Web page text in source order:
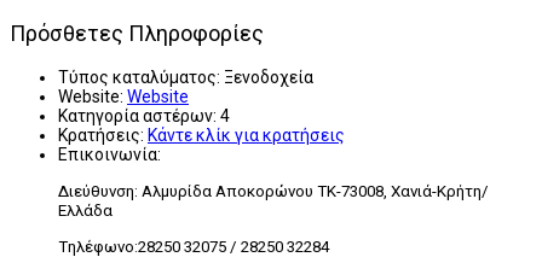
Πρόσθετες Πληροφορίες
Τύπος καταλύματος: Ξενοδοχεία
Website: Website
Κατηγορία αστέρων: 4
Κρατήσεις: Κάντε κλίκ για κρατήσεις
Επικοινωνία:
Διεύθυνση: Αλμυρίδα Αποκορώνου ΤΚ-73008, Χανιά-Κρήτη/
Ελλάδα
Tηλέφωνο:28250 32075 / 28250 32284